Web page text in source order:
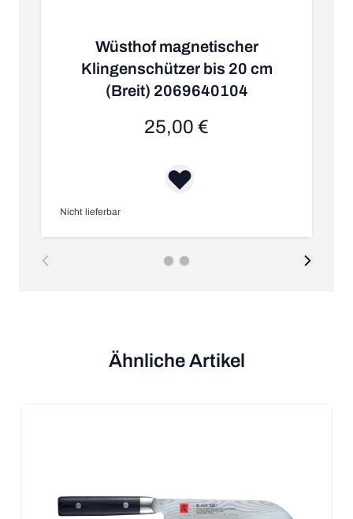
Wüsthof magnetischer
Klingenschützer bis 20 cm
(Breit) 2069640104
25,00 €
Nicht lieferbar
Ähnliche Artikel